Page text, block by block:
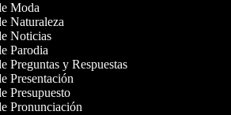
Moda
Naturaleza
Noticias
Parodia
Preguntas y Respuestas
Presentación
Presupuesto
Pronunciación